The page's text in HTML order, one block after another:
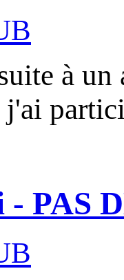
à un
j'ai
- PAS